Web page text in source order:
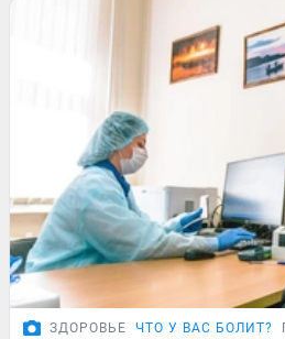
ЗДОРОВЬЕ ЧТО У ВАС БОЛИТ?